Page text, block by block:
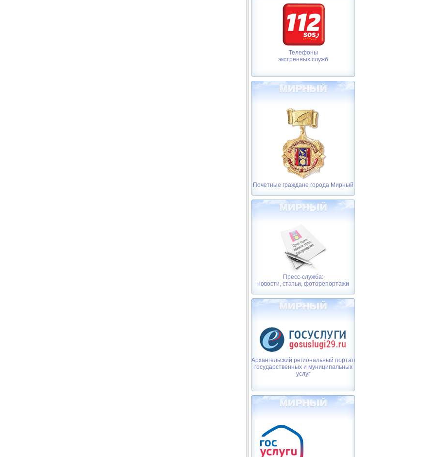
Телефоны
экстренных служб
Почетные граждане города Мирный
Пресс-служба:
новости, статьи, фоторепортажи
Архангельский региональный портал
государственных и муниципальных
услуг